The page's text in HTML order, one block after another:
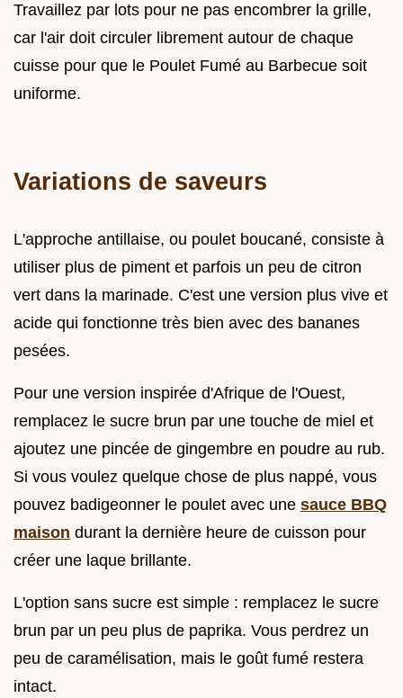
Travaillez par lots pour ne pas encombrer la grille,
car l'air doit circuler librement autour de chaque
cuisse pour que le Poulet Fumé au Barbecue soit
uniforme.
Variations de saveurs
L'approche antillaise, ou poulet boucané, consiste à
utiliser plus de piment et parfois un peu de citron
vert dans la marinade. C'est une version plus vive et
acide qui fonctionne très bien avec des bananes
pesées.
Pour une version inspirée d'Afrique de l'Ouest,
remplacez le sucre brun par une touche de miel et
ajoutez une pincée de gingembre en poudre au rub.
Si vous voulez quelque chose de plus nappé, vous
pouvez badigeonner le poulet avec une sauce BBQ
maison durant la dernière heure de cuisson pour
créer une laque brillante.
L'option sans sucre est simple : remplacez le sucre
brun par un peu plus de paprika. Vous perdrez un
peu de caramélisation, mais le goût fumé restera
intact.